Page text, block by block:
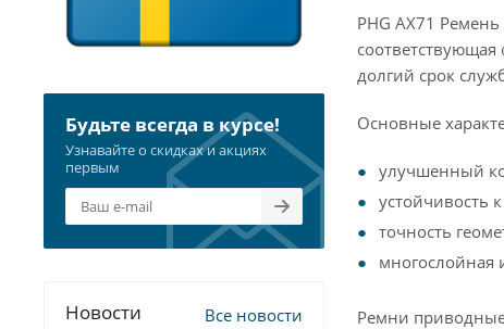
PHG AX71
долгий срок
Основные
улучшенный
устойчивость
точность
многослойная
Ремни
Будьте всегда в курсе!
Узнавайте о скидках и акциях
первым
Новости Все новости